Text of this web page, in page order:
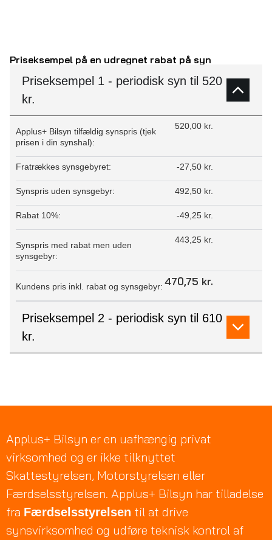
Priseksempel på en udregnet rabat på syn
Priseksempel 1 - periodisk syn til 520
kr.
Applus+ Bilsyn tilfældig synspris (tjek
prisen i din synshal):
520,00 kr.
Fratrækkes synsgebyret: -27,50 kr.
Synspris uden synsgebyr: 492,50 kr.
Rabat 10%: -49,25 kr.
Synspris med rabat men uden
synsgebyr:
443,25 kr.
Kundens pris inkl. rabat og synsgebyr: 470,75 kr.
Priseksempel 2 - periodisk syn til 610
kr.
Applus+ Bilsyn er en uafhængig privat
virksomhed og er ikke tilknyttet
Skattestyrelsen, Motorstyrelsen eller
Færdselsstyrelsen. Applus+ Bilsyn har tilladelse
fra Færdselsstyrelsen til at drive
synsvirksomhed og udføre teknisk kontrol af